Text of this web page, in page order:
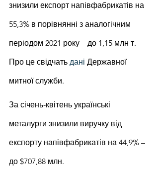
знизили експорт напівфабрикатів на
55,3% в порівнянні з аналогічним
періодом 2021 року – до 1,15 млн т.
Про це свідчать дані Державної
митної служби.
За січень-квітень українські
металурги знизили виручку від
експорту напівфабрикатів на 44,9% –
до $707,88 млн.